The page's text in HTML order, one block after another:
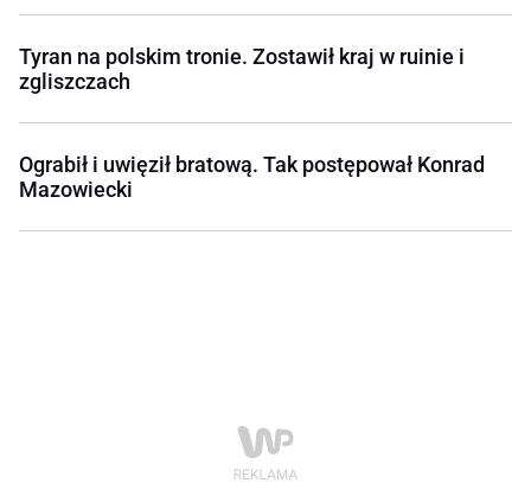
Tyran na polskim tronie. Zostawił kraj w ruinie i
zgliszczach
Ograbił i uwięził bratową. Tak postępował Konrad
Mazowiecki